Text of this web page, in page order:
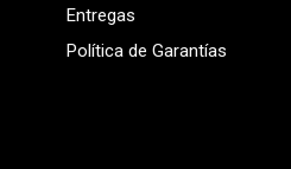
Entregas
Política de Garantías